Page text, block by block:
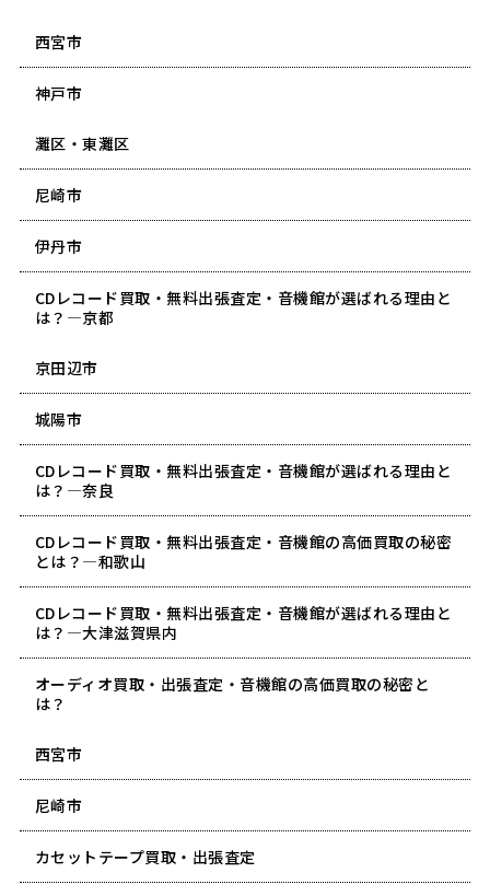
西宮市
神戸市
灘区・東灘区
尼崎市
伊丹市
CDレコード買取・無料出張査定・音機館が選ばれる理由と
は？―京都
京田辺市
城陽市
CDレコード買取・無料出張査定・音機館が選ばれる理由と
は？―奈良
CDレコード買取・無料出張査定・音機館の高価買取の秘密
とは？―和歌山
CDレコード買取・無料出張査定・音機館が選ばれる理由と
は？―大津滋賀県内
オーディオ買取・出張査定・音機館の高価買取の秘密と
は？
西宮市
尼崎市
カセットテープ買取・出張査定